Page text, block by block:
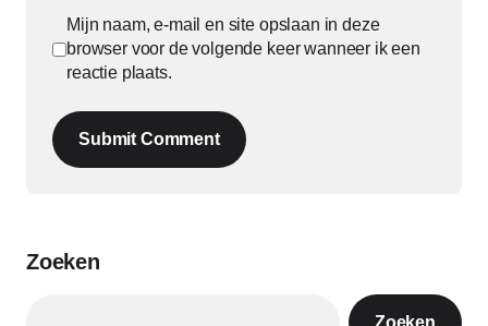
Mijn naam, e-mail en site opslaan in deze
browser voor de volgende keer wanneer ik een
reactie plaats.
Submit Comment
Zoeken
Zoeken